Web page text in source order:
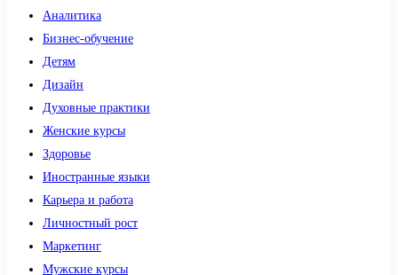
Аналитика
Бизнес-обучение
Детям
Дизайн
Духовные практики
Женские курсы
Здоровье
Иностранные языки
Карьера и работа
Личностный рост
Маркетинг
Мужские курсы